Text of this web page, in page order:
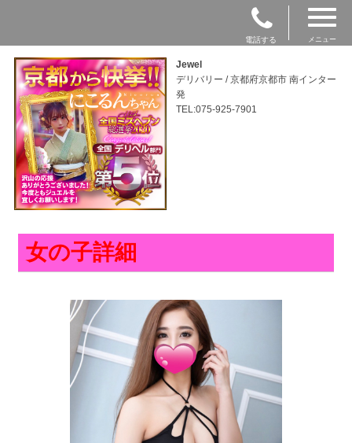
電話する メニュー
Jewel
デリバリー / 京都府京都市 南インター
発
TEL:075-925-7901
女の子詳細